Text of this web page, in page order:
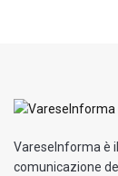
VareseInforma è
comunicazione